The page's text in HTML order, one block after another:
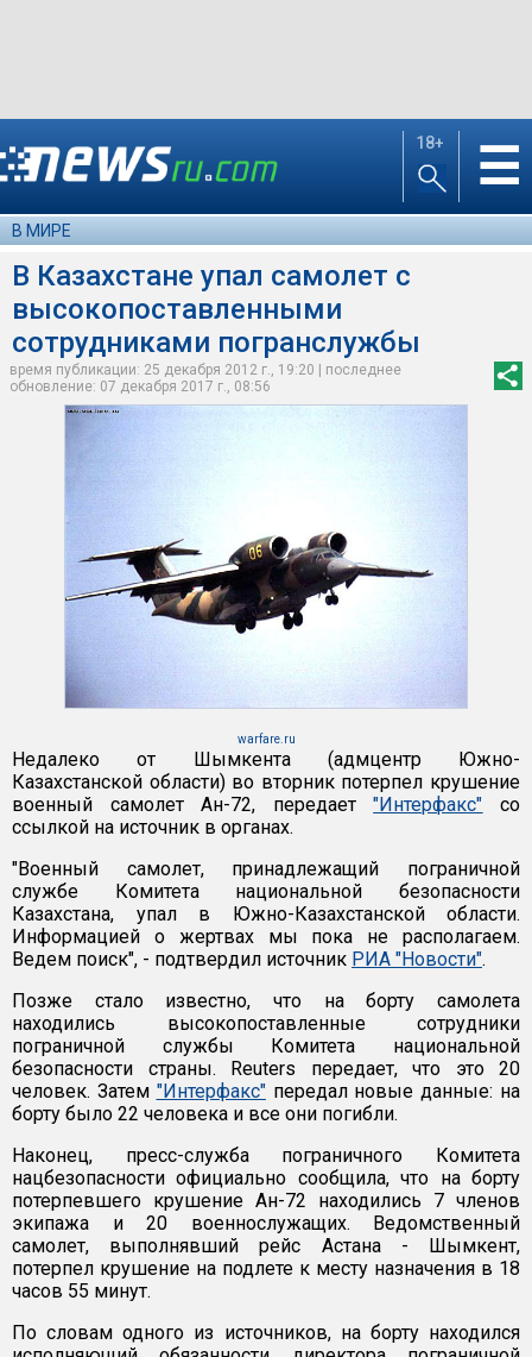
18+ ☰
В МИРЕ
В Казахстане упал самолет с
высокопоставленными
сотрудниками погранслужбы
время публикации: 25 декабря 2012 г., 19:20 | последнее
обновление: 07 декабря 2017 г., 08:56
warfare.ru
Недалеко от Шымкента (адмцентр Южно-
Казахстанской области) во вторник потерпел крушение
военный самолет Ан-72, передает"Интерфакс" со
ссылкой на источник в органах.
"Военный самолет, принадлежащий пограничной
службе Комитета национальной безопасности
Казахстана, упал в Южно-Казахстанской области.
Информацией о жертвах мы пока не располагаем.
Ведем поиск", - подтвердил источник РИА "Новости".
Позже стало известно, что на борту самолета
находились высокопоставленные сотрудники
пограничной службы Комитета национальной
безопасности страны. Reuters передает, что это 20
человек. Затем "Интерфакс"передал новые данные: на
борту было 22 человека и все они погибли.
Наконец, пресс-служба пограничного Комитета
нацбезопасности официально сообщила, что на борту
потерпевшего крушение Ан-72 находились 7 членов
экипажа и 20 военнослужащих. Ведомственный
самолет, выполнявший рейс Астана - Шымкент,
потерпел крушение на подлете к месту назначения в 18
часов 55 минут.
По словам одного из источников, на борту находился